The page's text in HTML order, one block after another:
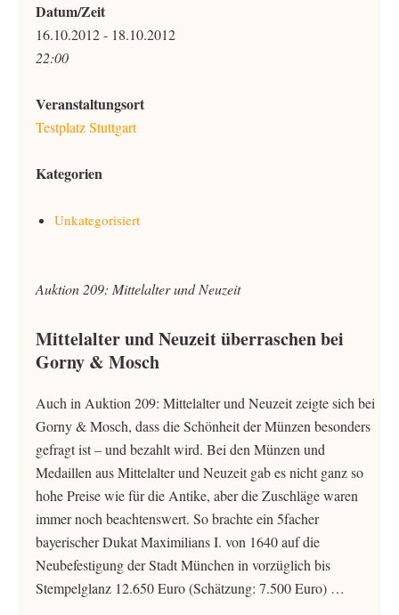
Datum/Zeit
16.10.2012 - 18.10.2012
22:00
Veranstaltungsort
Testplatz Stuttgart
Kategorien
Unkategorisiert
Auktion 209: Mittelalter und Neuzeit
Mittelalter und Neuzeit überraschen bei
Gorny & Mosch
Auch in Auktion 209: Mittelalter und Neuzeit zeigte sich bei
Gorny & Mosch, dass die Schönheit der Münzen besonders
gefragt ist – und bezahlt wird. Bei den Münzen und
Medaillen aus Mittelalter und Neuzeit gab es nicht ganz so
hohe Preise wie für die Antike, aber die Zuschläge waren
immer noch beachtenswert. So brachte ein 5facher
bayerischer Dukat Maximilians I. von 1640 auf die
Neubefestigung der Stadt München in vorzüglich bis
Stempelglanz 12.650 Euro (Schätzung: 7.500 Euro) …